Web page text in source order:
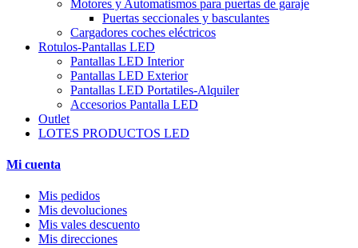
Motores y Automatismos para puertas de garaje
Puertas seccionales y basculantes
Cargadores coches eléctricos
Rotulos-Pantallas LED
Pantallas LED Interior
Pantallas LED Exterior
Pantallas LED Portatiles-Alquiler
Accesorios Pantalla LED
Outlet
LOTES PRODUCTOS LED
Mi cuenta
Mis pedidos
Mis devoluciones
Mis vales descuento
Mis direcciones